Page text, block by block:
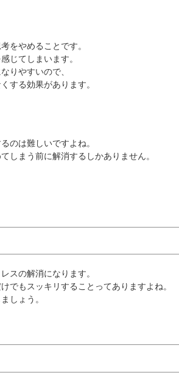
をやめることです。
じてしまいます。
りやすいので、
する効果があります。
のは難しいですよね。
しまう前に解消するしかありません。
スの解消になります。
でもスッキリすることってありますよね。
しょう。